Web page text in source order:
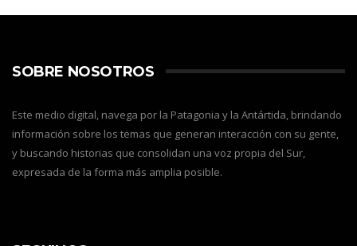
SOBRE NOSOTROS
Este medio digital, navega por la Patagonia y la Antártida, brindando
información sobre los temas que generan interacción con su gente,
y buscando historias que consolidan una voz propia del Sur,
expresada de la forma más amplia posible.